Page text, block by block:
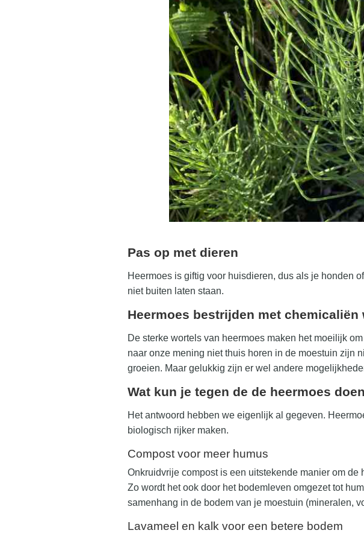
Pas op met dieren
Heermoes is giftig voor huisdieren, dus als je honden
niet buiten laten staan.
Heermoes bestrijden met chemicaliën
De sterke wortels van heermoes maken het moeilijk
naar onze mening niet thuis horen in de moestuin zijn
groeien. Maar gelukkig zijn er wel andere
Wat kun je tegen de de heermoes
Het antwoord hebben we eigenlijk al gegeven.
biologisch rijker maken.
Compost voor meer humus
Onkruidvrije compost is een uitstekende manier om
Zo wordt het ook door het bodemleven omgezet tot
samenhang in de bodem van je moestuin (mineralen,
Lavameel en kalk voor een betere bodem